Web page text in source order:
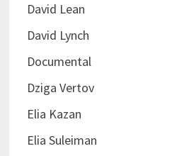
David Lean
David Lynch
Documental
Dziga Vertov
Elia Kazan
Elia Suleiman